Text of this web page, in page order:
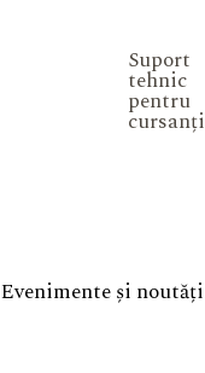
Suport
tehnic
pentru
cursanți
Evenimente și noutăți